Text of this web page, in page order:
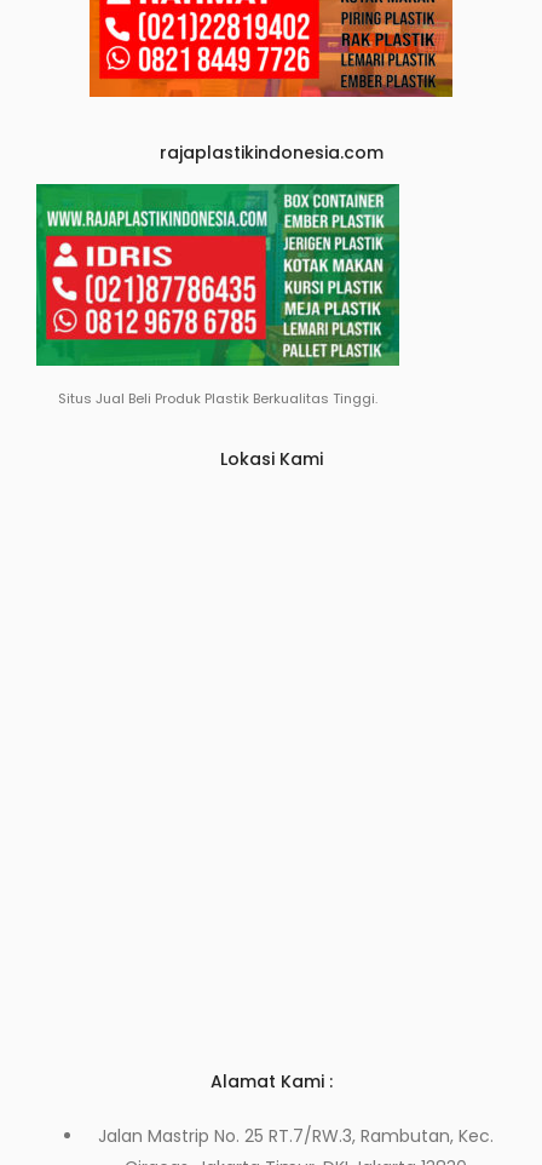
rajaplastikindonesia.com
Situs Jual Beli Produk Plastik Berkualitas Tinggi.
Lokasi Kami
Alamat Kami :
Jalan Mastrip No. 25 RT.7/RW.3, Rambutan, Kec.